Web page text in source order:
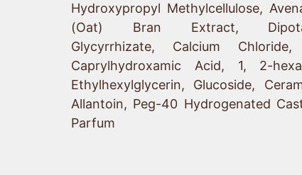
Hydroxypropyl Methylcellulose,
(Oat) Bran Extract,
Glycyrrhizate, Calcium
Caprylhydroxamic Acid, 1, 2-
Ethylhexylglycerin, Glucoside,
Allantoin, Peg-40 Hydrogenated
Parfum